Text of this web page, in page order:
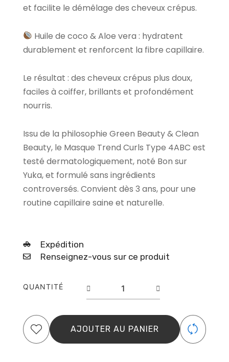
et facilite le démêlage des cheveux crépus.
Huile de coco & Aloe vera : hydratent
durablement et renforcent la fibre capillaire.
Le résultat : des cheveux crépus plus doux,
faciles à coiffer, brillants et profondément
nourris.
Issu de la philosophie Green Beauty & Clean
Beauty, le Masque Trend Curls Type 4ABC est
testé dermatologiquement, noté Bon sur
Yuka, et formulé sans ingrédients
controversés. Convient dès 3 ans, pour une
routine capillaire saine et naturelle.
Expédition
Renseignez-vous sur ce produit
QUANTITÉ
hydratant
Crépus
-
AJOUTER AU PANIER